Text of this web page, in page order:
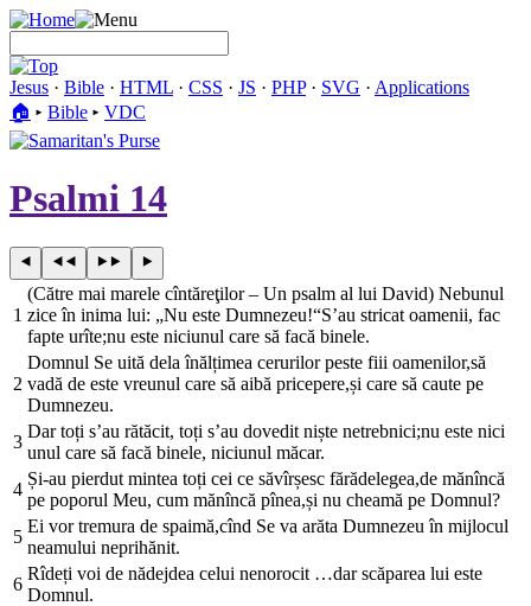
Jesus · Bible · HTML · CSS · JS · PHP· SVG · Applications
🏠︎ ▸ Bible ▸ VDC
Psalmi 14
1
(Către mai marele cîntăreţilor – Un psalm al lui David) Nebunul
zice în inima lui: „Nu este Dumnezeu!“S’au stricat oamenii, fac
fapte urîte;nu este niciunul care să facă binele.
2
Domnul Se uită dela înălțimea cerurilor peste fiii oamenilor,să
vadă de este vreunul care să aibă pricepere,și care să caute pe
Dumnezeu.
3
Dar toți s’au rătăcit, toți s’au dovedit niște netrebnici;nu este nici
unul care să facă binele, niciunul măcar.
4
Și-au pierdut mintea toți cei ce săvîrșesc fărădelegea,de mănîncă
pe poporul Meu, cum mănîncă pînea,și nu cheamă pe Domnul?
5
Ei vor tremura de spaimă,cînd Se va arăta Dumnezeu în mijlocul
neamului neprihănit.
6
Rîdeți voi de nădejdea celui nenorocit …dar scăparea lui este
Domnul.